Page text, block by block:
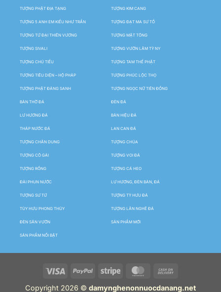
TƯỢNG PHẬT ĐỊA TẠNG TƯỢNG KIM CANG
TƯỢNG 5 ANH EM KIỀU NHƯ TRẦN TƯỢNG ĐẠT MA SƯ TỔ
TƯỢNG TỨ ĐẠI THIÊN VƯƠNG TƯỢNG MẬT TÔNG
TƯỢNG SIVALI TƯỢNG VƯỜN LÂM TỲ NY
TƯỢNG CHÚ TIỂU TƯỢNG TAM THẾ PHẬT
TƯỢNG TIÊU DIỆN – HỘ PHÁP TƯỢNG PHÚC LỘC THỌ
TƯỢNG PHẬT ĐẢNG SANH TƯỢNG NGỌC NỮ TIÊN ĐỒNG
BÀN THỜ ĐÁ ĐÈN ĐÁ
LƯ HƯƠNG ĐÁ BẢN HIỆU ĐÁ
THÁP NƯỚC ĐÁ LAN CAN ĐÁ
TƯỢNG CHÂN DUNG TƯỢNG CHÚA
TƯỢNG CÔ GÁI TƯỢNG VOI ĐÁ
TƯỢNG RỒNG TƯỢNG CÁ HEO
ĐÀI PHUN NƯỚC LƯ HƯƠNG, ĐÈN BÀN, ĐÁ
TƯỢNG SƯ TỬ TƯỢNG TỲ HƯU ĐÁ
TÙY HƯU PHONG THỦY TƯỢNG LÂN NGHÊ ĐÁ
ĐÈN SÂN VƯỜN SẢN PHẨM MỚI
SẢN PHẨM NỔI BẬT
Copyright 2026 © damynghenonnuocdanang.net